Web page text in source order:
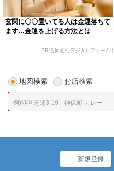
玄関に〇〇置いてる人は金運落ちて
ます…金運を上げる方法とは
PR(合同会社デジタルファーム )
地図検索 お店検索
新規登録